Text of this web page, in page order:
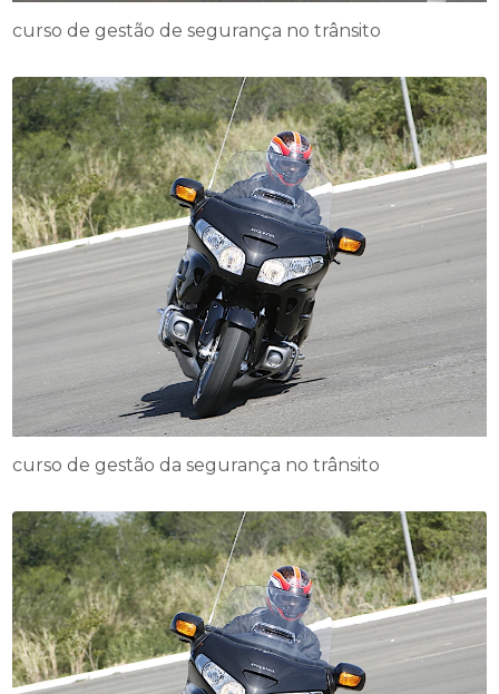
curso de gestão de segurança no trânsito
curso de gestão da segurança no trânsito